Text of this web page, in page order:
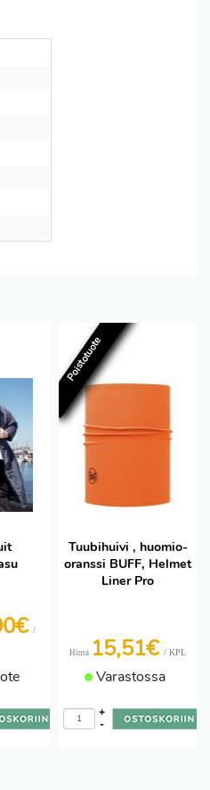
/
Poistotuote
Tuubihuivi , huomio-
oranssi BUFF, Helmet
Liner Pro
Hinta 15,51€/ KPL
Varastossa
-
+